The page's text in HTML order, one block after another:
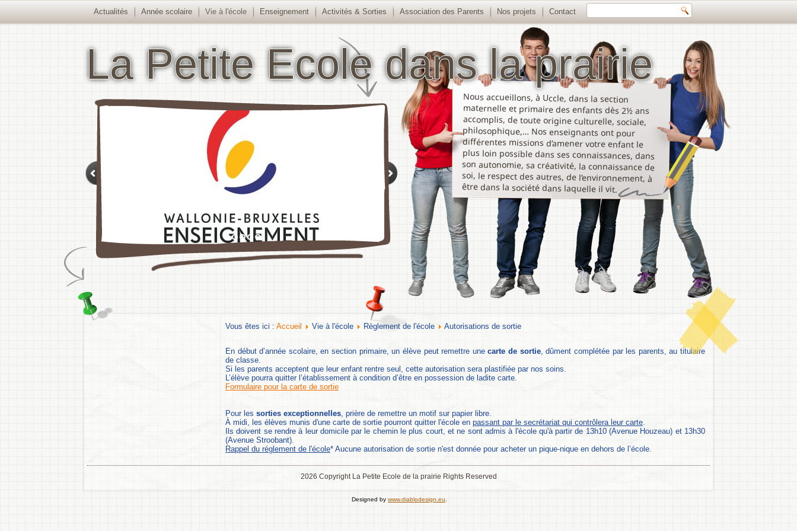
Nous accueillons, à Uccle, dans la section
maternelle et primaire des enfants dès 2½ ans
accomplis, de toute origine culturelle, sociale,
philosophique,… Nos enseignants ont pour
différentes missions d’amener votre enfant le
plus loin possible dans ses connaissances, dans
son autonomie, sa créativité, la connaissance de
soi, le respect des autres, de l’environnement, à
être dans la société dans laquelle il vit.
La Petite Ecole dans la prairie
Actualités Année scolaire Vie à l'école Enseignement Activités & Sorties Association des Parents Nos projets Contact
Vous êtes ici : Accueil Vie à l'école Règlement de l'école Autorisations de sortie
En début d’année scolaire, en section primaire, un élève peut remettre unecarte de sortie, dûment complétée par les parents, au titulaire
de classe.
Si les parents acceptent que leur enfant rentre seul, cette autorisation sera plastifiée par nos soins.
L’élève pourra quitter l’établissement à condition d’être en possession de ladite carte.
Formulaire pour la carte de sortie
Pour les sorties exceptionnelles, prière de remettre un motif sur papier libre.
À midi, les élèves munis d'une carte de sortie pourront quitter l'école en passant par le secrétariat qui contrôlera leur carte.
Ils doivent se rendre à leur domicile par le chemin le plus court, et ne sont admis à l'école qu'à partir de 13h10 (Avenue Houzeau) et 13h30
(Avenue Stroobant).
Rappel du réglement de l'école* Aucune autorisation de sortie n'est donnée pour acheter un pique-nique en dehors de l’école.
2026 Copyright La Petite Ecole de la prairie Rights Reserved
Designed by www.diablodesign.eu